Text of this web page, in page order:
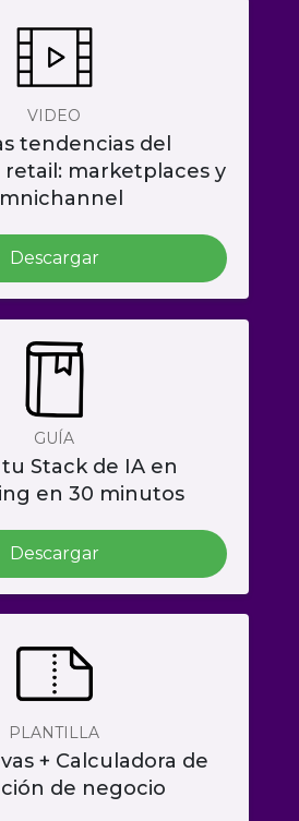
VIDEO
tendencias del
retail: marketplaces y
Descargar
GUÍA
Stack de IA en
en 30 minutos
Descargar
PLANTILLA
+ Calculadora de
de negocio